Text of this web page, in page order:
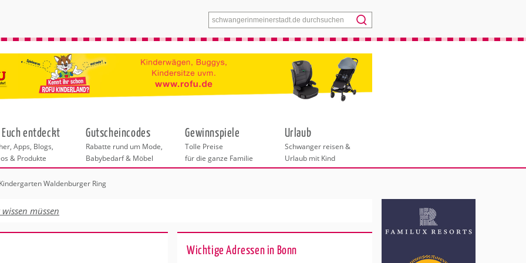
Menü
Bonn
Baby
Euch entdeckt
Apps, Blogs,
& Produkte
Gutscheincodes
Rabatte rund um Mode,
Babybedarf & Möbel
Gewinnspiele
Tolle Preise
für die ganze Familie
Urlaub
Schwanger reisen &
Urlaub mit Kind
Waldenburger Ring
müssen
Wichtige Adressen in Bonn